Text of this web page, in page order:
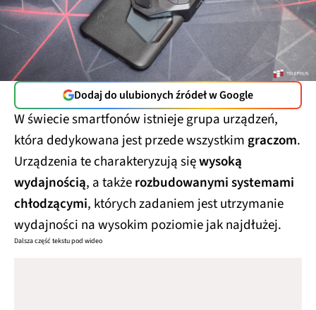
Dodaj do ulubionych źródeł w Google
W świecie smartfonów istnieje grupa urządzeń,
która dedykowana jest przede wszystkimgraczom.
Urządzenia te charakteryzują sięwysoką
wydajnością, a takżerozbudowanymi systemami
chłodzącymi, których zadaniem jest utrzymanie
wydajności na wysokim poziomie jak najdłużej.
Dalsza część tekstu pod wideo